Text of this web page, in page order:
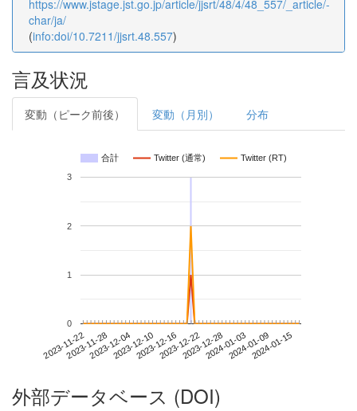
https://www.jstage.jst.go.jp/article/jjsrt/48/4/48_557/_article/-
char/ja/
(info:doi/10.7211/jjsrt.48.557)
言及状況
変動（ピーク前後） 変動（月別） 分布
合計 Twitter (通常) Twitter (RT)
2023-11-222023-11-282023-12-042023-12-102023-12-162023-12-222023-12-282024-01-032024-01-092024-01-15
0
1
2
3
外部データベース (DOI)